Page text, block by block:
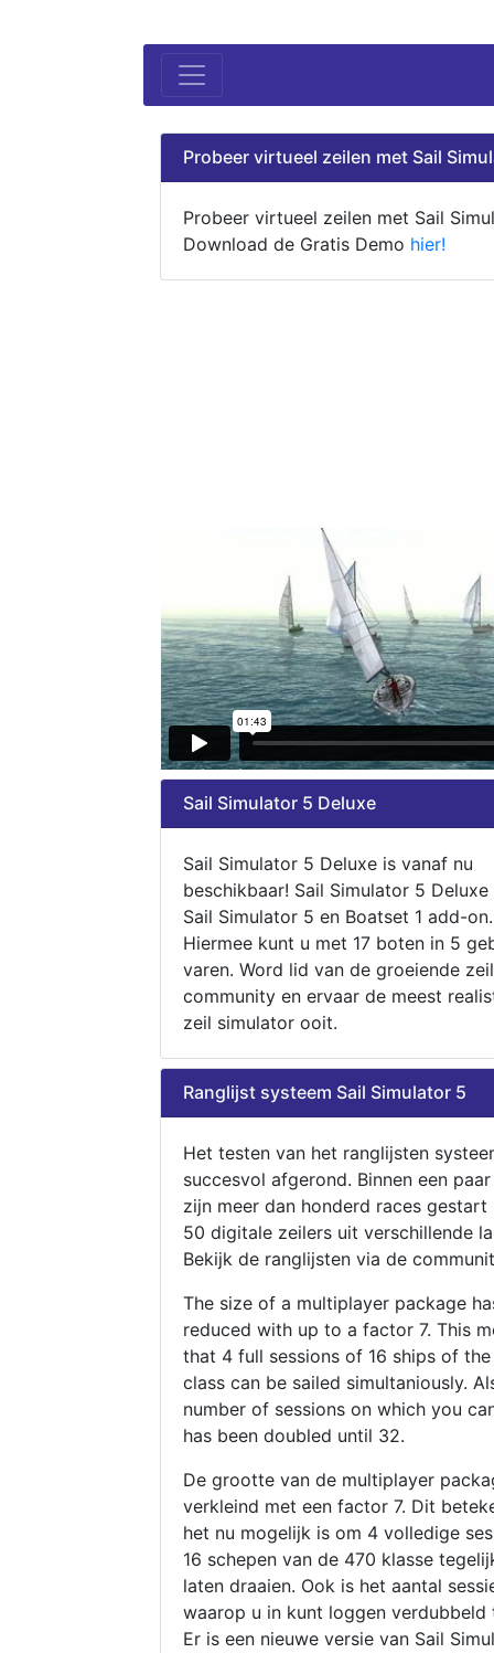
Probeer virtueel zeilen met Sail
Probeer virtueel zeilen met Sail
Download de Gratis Demo hier!
Sail Simulator 5 Deluxe
Sail Simulator 5 Deluxe is vanaf nu
beschikbaar! Sail Simulator 5
Sail Simulator 5 en Boatset 1 add-on.
Hiermee kunt u met 17 boten in 5
varen. Word lid van de groeiende zeil
community en ervaar de meest
zeil simulator ooit.
Ranglijst systeem Sail Simulator 5
Het testen van het ranglijsten
succesvol afgerond. Binnen een
zijn meer dan honderd races gestart
50 digitale zeilers uit verschillende
Bekijk de ranglijsten via de
The size of a multiplayer package
reduced with up to a factor 7. This
that 4 full sessions of 16 ships of
class can be sailed simultaniously.
number of sessions on which you
has been doubled until 32.
De grootte van de multiplayer
verkleind met een factor 7. Dit
het nu mogelijk is om 4 volledige
16 schepen van de 470 klasse
laten draaien. Ook is het aantal
waarop u in kunt loggen verdubbeld
Er is een nieuwe versie van Sail